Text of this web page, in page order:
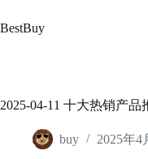
至
BestBuy
2025-04-11 十大热销产
buy 2025年4